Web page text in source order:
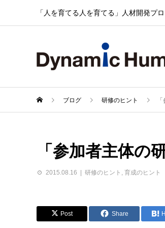
「人を育てる人を育てる」人材開発プ
ブログ 研修のヒント
「参加者主体の
2015.08.16 研修のヒント , 育成のヒント
Post Share